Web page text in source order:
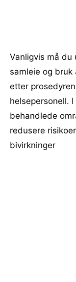
Vanligvis må du
samleie og
etter
helsepersonell.
behandlede
redusere
bivirkninger